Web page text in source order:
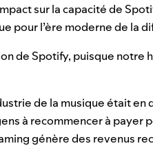
sur la capacité de
pour l’ère moderne de la
de Spotify, puisque
de la musique était en
à recommencer à payer
génère des revenus